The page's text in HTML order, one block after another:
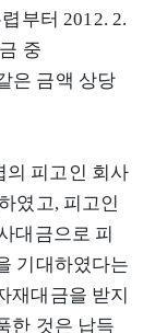
부터 2012. 2.
중
은 금액 상당
의 피고인 회사
였고, 피고인
대금으로 피
기대하였다는
재대금을 받지
한 것은 납득